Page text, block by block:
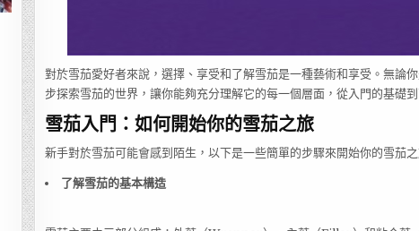
對於雪茄愛好者來說，選擇、享受和了解雪茄是一種藝術和享受。無論
步探索雪茄的世界，讓你能夠充分理解它的每一個層面，從入門的基礎到
雪茄入門：如何開始你的雪茄之旅
新手對於雪茄可能會感到陌生，以下是一些簡單的步驟來開始你的雪茄之
了解雪茄的基本構造